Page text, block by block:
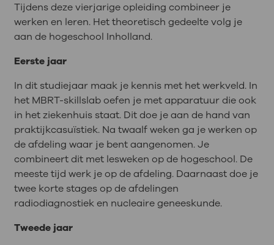
Tijdens deze vierjarige opleiding combineer je
werken en leren. Het theoretisch gedeelte volg je
aan de hogeschool Inholland.
Eerste jaar
In dit studiejaar maak je kennis met het werkveld. In
het MBRT-skillslab oefen je met apparatuur die ook
in het ziekenhuis staat. Dit doe je aan de hand van
praktijkcasuïstiek. Na twaalf weken ga je werken op
de afdeling waar je bent aangenomen. Je
combineert dit met lesweken op de hogeschool. De
meeste tijd werk je op de afdeling. Daarnaast doe je
twee korte stages op de afdelingen
radiodiagnostiek en nucleaire geneeskunde.
Tweede jaar